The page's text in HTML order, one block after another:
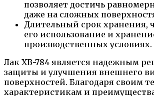
позволяет достичь
даже на сложных
Длительный срок хранения,
его использование и
производственных условиях.
Лак ХВ-784 является надежным
защиты и улучшения внешнего
поверхностей. Благодаря своим
характеристикам и